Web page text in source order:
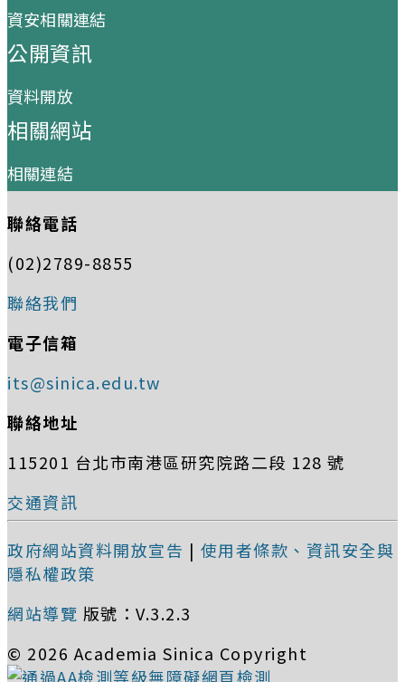
資安相關連結
公開資訊
資料開放
相關網站
相關連結
聯絡電話
(02)2789-8855
聯絡我們
電子信箱
its@sinica.edu.tw
聯絡地址
115201 台北市南港區研究院路二段 128 號
交通資訊
政府網站資料開放宣告 | 使用者條款、資訊安全與
隱私權政策
網站導覽 版號：V.3.2.3
© 2026 Academia Sinica Copyright